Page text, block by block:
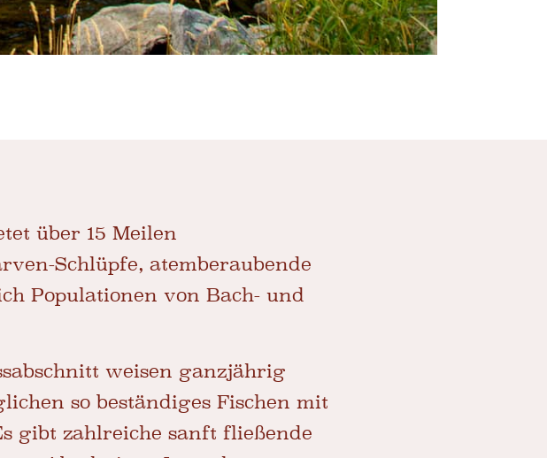
über 15 Meilen
Schlüpfe, atemberaubende
Populationen von Bach- und
weisen ganzjährig
so beständiges Fischen mit
gibt zahlreiche sanft fließende